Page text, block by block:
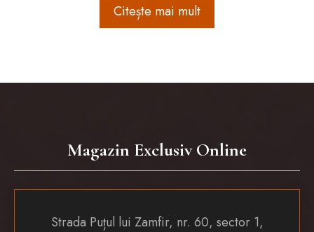
Citește mai mult
Magazin Exclusiv Online
Strada Puțul lui Zamfir, nr. 60, sector 1,